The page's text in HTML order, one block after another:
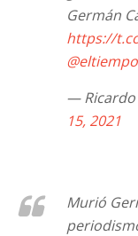
Germán
https://
@eltiempo
— Ricardo
15, 2021
Murió